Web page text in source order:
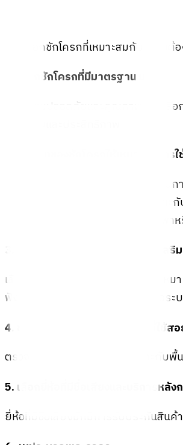
การเลือกชักโครกที่เหมาะสมกับความต้
ชักโครกที่มีมาตรฐาน มอก.
เพื่อความปลอดภัยและคุณภาพ ควรเลือ
โครกให้เหมาะกับการใช้
ราคาประหยัด เหมาะกับกา
ใช้งานง่าย เหมา
เหมาะสำหรับพกพา
3. ระบบทำความสะอาดและฟังก์ชันเสริม
เลือก
โครกที่มีระบบฉีดน้ำแรงพอเหม
ฟังก์ชันเสริม เช่น ระบบกรองน้ำ หรือร
4. ขนาดและดีไซน์ให้เหมาะกับพื้นที่ใช้สอ
ตรวจสอบขนาดและดีไซน์ให้เหมาะกับพื้
5. เลือกยี่ห้อที่มีชื่อเสียงและบริการหลัง
ยี่ห้อที่มีชื่อเสียงมักมีการรับประกันสินค้